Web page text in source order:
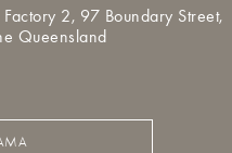
2, 97 Boundary Street,
Queensland